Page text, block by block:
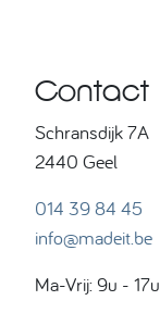
Contact
Schransdijk 7A
2440 Geel
014 39 84 45
info@madeit.be
Ma-Vrij: 9u - 17u